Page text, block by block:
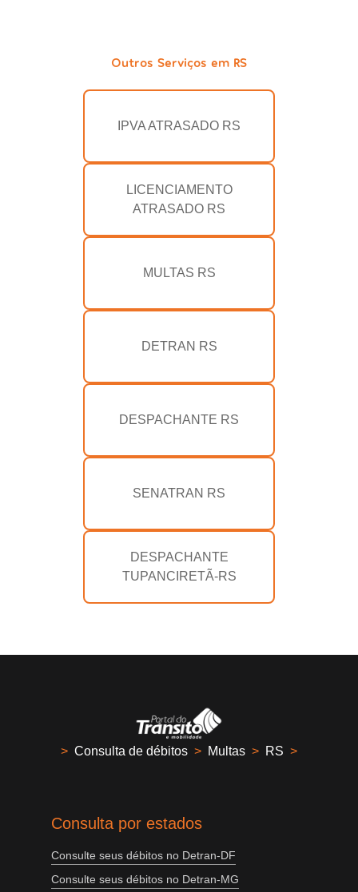
Outros Serviços em RS
IPVA ATRASADO RS
LICENCIAMENTO
ATRASADO RS
MULTAS RS
DETRAN RS
DESPACHANTE RS
SENATRAN RS
DESPACHANTE
TUPANCIRETÃ-RS
> Consulta de débitos > Multas > RS >
Consulta por estados
Consulte seus débitos no Detran-DF
Consulte seus débitos no Detran-MG